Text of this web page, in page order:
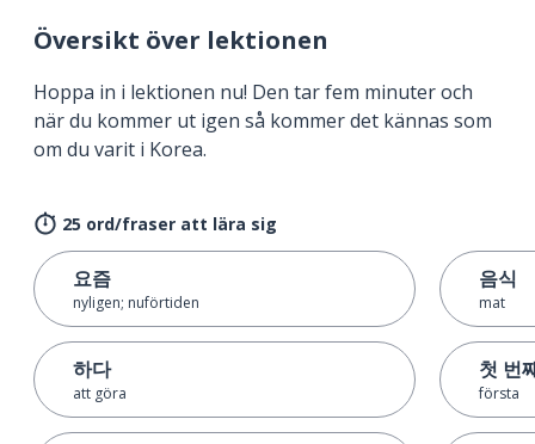
Översikt över lektionen
Hoppa in i lektionen nu! Den tar fem minuter och
när du kommer ut igen så kommer det kännas som
om du varit i Korea.
25 ord/fraser att lära sig
요즘
nyligen; nuförtiden
하다
att göra
음식
mat
첫 번
första